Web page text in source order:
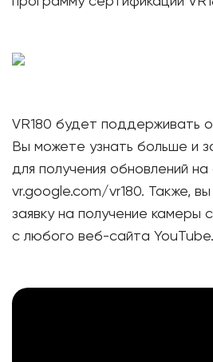
VR180 будет поддерживать
Вы можете узнать больше и
для получения обновлений
vr.google.com/vr180. Также,
заявку на получение камеры
с любого веб-сайта YouTube.